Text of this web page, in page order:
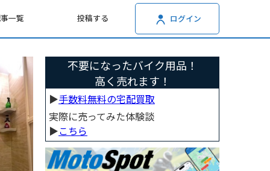
一覧 投稿する ログイン
不要になったバイク用品！
高く売れます！
▶︎手数料無料の宅配買取
実際に売ってみた体験談
▶︎こちら